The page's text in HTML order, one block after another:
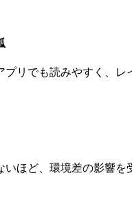
プリでも読みやすく、レ
いほど、環境差の影響を